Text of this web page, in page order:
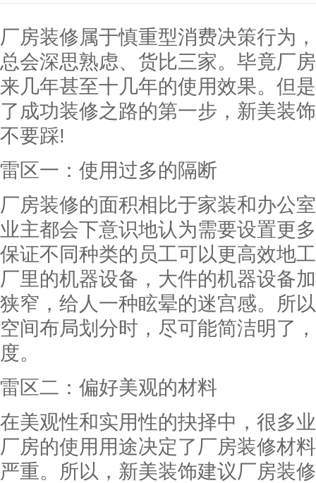
厂房装修属于慎重型消费决策行为
总会深思熟虑、货比三家。毕竟厂
来几年甚至十几年的使用效果。但
了成功装修之路的第一步，新美装
不要踩!
雷区一：使用过多的隔断
厂房装修的面积相比于家装和办公
业主都会下意识地认为需要设置更
保证不同种类的员工可以更高效地
厂里的机器设备，大件的机器设备
狭窄，给人一种眩晕的迷宫感。所
空间布局划分时，尽可能简洁明了
度。
雷区二：偏好美观的材料
在美观性和实用性的抉择中，很多
厂房的使用用途决定了厂房装修材
严重。所以，新美装饰建议厂房装